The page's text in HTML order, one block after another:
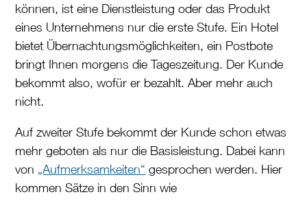
können, ist eine Dienstleistung oder das Produkt
eines Unternehmens nur die erste Stufe. Ein Hotel
bietet Übernachtungsmöglichkeiten, ein Postbote
bringt Ihnen morgens die Tageszeitung. Der Kunde
bekommt also, wofür er bezahlt. Aber mehr auch
nicht.
Auf zweiter Stufe bekommt der Kunde schon etwas
mehr geboten als nur die Basisleistung. Dabei kann
von „Aufmerksamkeiten“ gesprochen werden. Hier
kommen Sätze in den Sinn wie